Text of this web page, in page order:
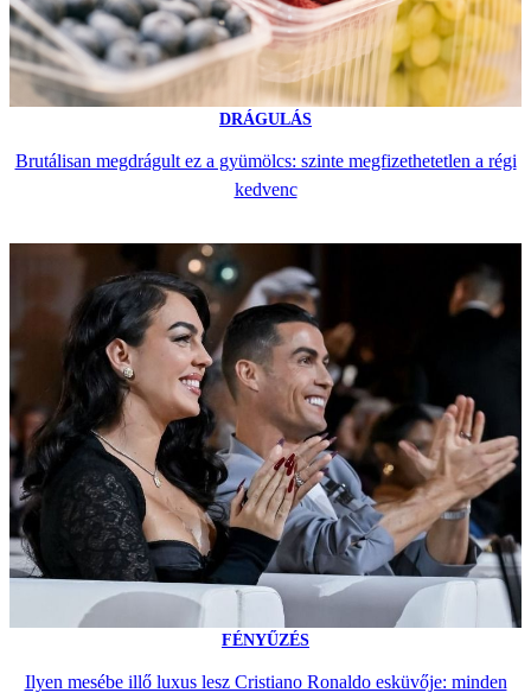
DRÁGULÁS
Brutálisan megdrágult ez a gyümölcs: szinte megfizethetetlen a régi
kedvenc
FÉNYŰZÉS
Ilyen mesébe illő luxus lesz Cristiano Ronaldo esküvője: minden